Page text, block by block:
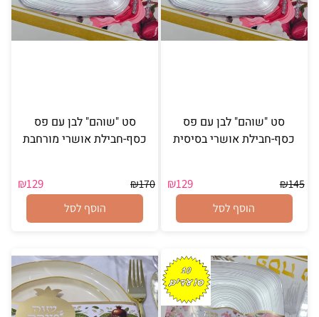
סט "שוהם" לבן עם פס
כסף-חבילת אושרי בסיסית
₪145
₪129
הוסף לסל
סט "שוהם" לבן עם פס
כסף-חבילת אושרי מורחבת
₪170
₪129
הוסף לסל